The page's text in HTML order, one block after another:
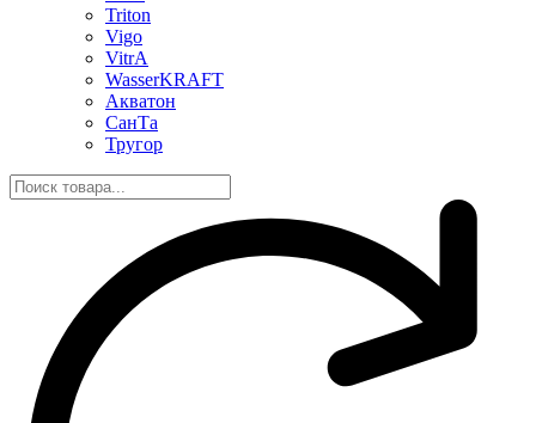
Triton
Vigo
VitrA
WasserKRAFT
Акватон
СанТа
Тругор